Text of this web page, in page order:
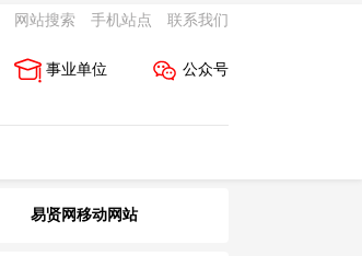
网站搜索 手机站点 联系我们
公众号
事业单位
易贤网移动网站